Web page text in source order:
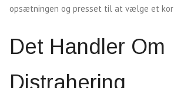
opsætningen og presset til at vælge et
Det Handler Om
Distrahering